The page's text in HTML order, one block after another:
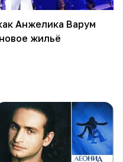
Анжелика Варум
жильё